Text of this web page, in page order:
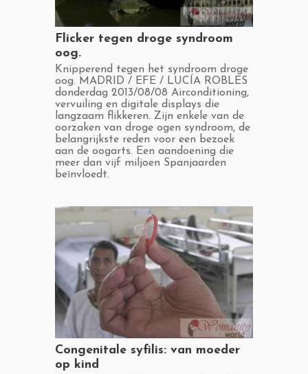
​Flicker tegen droge syndroom
oog.
​Knipperend tegen het syndroom droge
oog. MADRID / EFE / LUCÍA ROBLES
donderdag 2013/08/08 Airconditioning,
vervuiling en digitale displays die
langzaam flikkeren. Zijn enkele van de
oorzaken van droge ogen syndroom, de
belangrijkste reden voor een bezoek
aan de oogarts. Een aandoening die
meer dan vijf miljoen Spanjaarden
beïnvloedt.
​Congenitale syfilis: van moeder
op kind